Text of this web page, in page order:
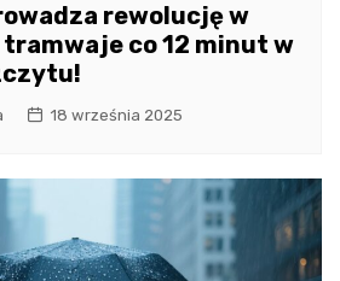
rewolucję w
co 12 minut w
18 września 2025